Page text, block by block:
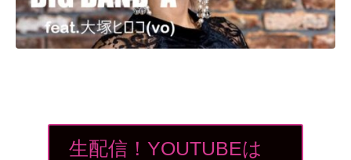
生配信！YOUTUBEは